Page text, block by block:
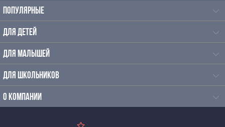
ПОПУЛЯРНЫЕ
ДЛЯ ДЕТЕЙ
ДЛЯ МАЛЫШЕЙ
ДЛЯ ШКОЛЬНИКОВ
О КОМПАНИИ